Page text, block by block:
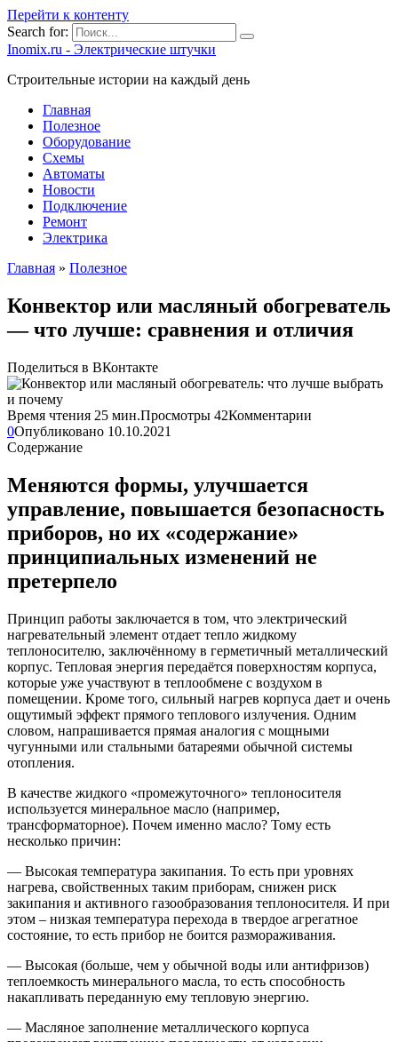
Перейти к контенту
Search for:
Inomix.ru - Электрические штучки
Cтроительные истории на каждый день
Главная
Полезное
Оборудование
Схемы
Автоматы
Новости
Подключение
Ремонт
Электрика
Главная » Полезное
Конвектор или масляный обогреватель
— что лучше: сравнения и отличия
Поделиться в ВКонтакте
Время чтения 25 мин.Просмотры 42Комментарии
0Опубликовано 10.10.2021
Содержание
Меняются формы, улучшается
управление, повышается безопасность
приборов, но их «содержание»
принципиальных изменений не
претерпело
Принцип работы заключается в том, что электрический
нагревательный элемент отдает тепло жидкому
теплоносителю, заключённому в герметичный металлический
корпус. Тепловая энергия передаётся поверхностям корпуса,
которые уже участвуют в теплообмене с воздухом в
помещении. Кроме того, сильный нагрев корпуса дает и очень
ощутимый эффект прямого теплового излучения. Одним
словом, напрашивается прямая аналогия с мощными
чугунными или стальными батареями обычной системы
отопления.
В качестве жидкого «промежуточного» теплоносителя
используется минеральное масло (например,
трансформаторное). Почем именно масло? Тому есть
несколько причин:
— Высокая температура закипания. То есть при уровнях
нагрева, свойственных таким приборам, снижен риск
закипания и активного газообразования теплоносителя. И при
этом – низкая температура перехода в твердое агрегатное
состояние, то есть прибор не боится размораживания.
— Высокая (больше, чем у обычной воды или антифризов)
теплоемкость минерального масла, то есть способность
накапливать переданную ему тепловую энергию.
— Масляное заполнение металлического корпуса